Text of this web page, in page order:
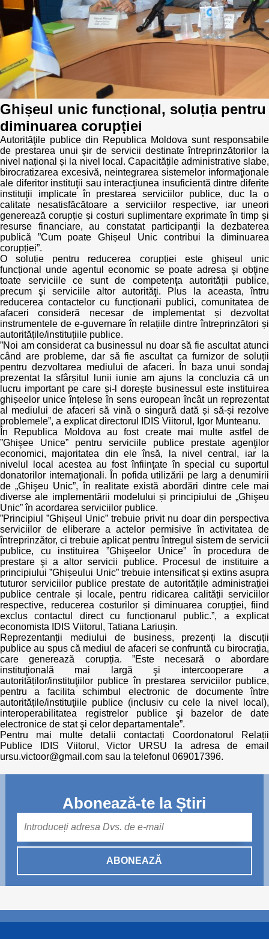
Rapoarte
Inițiative în derulare
Inițiative desfășurate
Manual de proceduri
Note & poziții​
Organigrama IDIS
Anunțuri
Consiliul consulativ internațional IDIS
Politici regionale
Bunele practici
Laborator sociometric
Transparența guvernării locale
People Watch
Proces democratic
Agenda Națională de Business
Puterea hibridă
15 minute de realism economic
Trend Hunter
Buletin EU-STRAT
Aplică la BUNELE PRACTICI
Transparența întreprinderilor de stat
Cele mai bune și cele mai proaste politici locale din
Moldova
Democrația, independența și transparența instituțiilor
publice-cheie din Moldova
Achiziții publice
Achizițiile publice în vizorul societății civile
Ghișeul unic funcțional, soluția pentru
diminuarea corupției
Autorităţile publice din Republica Moldova sunt responsabile
de prestarea unui şir de servicii destinate întreprinzătorilor la
nivel național și la nivel local. Capacitățile administrative slabe,
birocratizarea excesivă, neintegrarea sistemelor informaţionale
ale diferitor instituţii sau interacţiunea insuficientă dintre diferite
instituţii implicate în prestarea serviciilor publice, duc la o
calitate nesatisfăcătoare a serviciilor respective, iar uneori
generează corupție și costuri suplimentare exprimate în timp și
resurse financiare, au constatat participanții la dezbaterea
publică ”Cum poate Ghișeul Unic contribui la diminuarea
corupției”.
O soluție pentru reducerea corupției este ghișeul unic
funcțional unde agentul economic se poate adresa şi obţine
toate serviciile ce sunt de competenţa autorității publice,
precum şi serviciile altor autorităţi. Plus la aceasta, întru
reducerea contactelor cu funcționarii publici, comunitatea de
afaceri consideră necesar de implementat și dezvoltat
instrumentele de e-guvernare în relațiile dintre întreprinzători și
autoritățile/instituțiile publice.
”Noi am considerat ca businessul nu doar să fie ascultat atunci
când are probleme, dar să fie ascultat ca furnizor de soluții
pentru dezvoltarea mediului de afaceri. În baza unui sondaj
prezentat la sfârșitul lunii iunie am ajuns la concluzia că un
lucru important pe care și-l dorește businessul este instituirea
ghișeelor unice înțelese în sens european încât un reprezentat
al mediului de afaceri să vină o singură dată și să-și rezolve
problemele”, a explicat directorul IDIS Viitorul, Igor Munteanu.
În Republica Moldova au fost create mai multe astfel de
”Ghişee Unice” pentru serviciile publice prestate agenţilor
economici, majoritatea din ele însă, la nivel central, iar la
nivelul local acestea au fost înfiinţate în special cu suportul
donatorilor internaţionali. În pofida utilizării pe larg a denumirii
de „Ghişeu Unic”, în realitate există abordări dintre cele mai
diverse ale implementării modelului și principiului de „Ghişeu
Unic” în acordarea serviciilor publice.
”Principiul ”Ghișeul Unic” trebuie privit nu doar din perspectiva
serviciilor de eliberare a actelor permisive în activitatea de
întreprinzător, ci trebuie aplicat pentru întregul sistem de servicii
publice, cu instituirea ”Ghişeelor Unice” în procedura de
prestare şi a altor servicii publice. Procesul de instituire a
principiului ”Ghișeului Unic” trebuie intensificat și extins asupra
tuturor serviciilor publice prestate de autoritățile administrației
publice centrale și locale, pentru ridicarea calității serviciilor
respective, reducerea costurilor și diminuarea corupției, fiind
exclus contactul direct cu funcționarul public.”, a explicat
economista IDIS Viitorul, Tatiana Lariușin.
Reprezentanții mediului de business, prezenți la discuții
publice au spus că mediul de afaceri se confruntă cu birocrația,
care generează corupția. ”Este necesară o abordare
instituţională mai largă şi intercooperare a
autorităților/instituţiilor publice în prestarea serviciilor publice,
pentru a facilita schimbul electronic de documente între
autoritățile/instituţiile publice (inclusiv cu cele la nivel local),
interoperabilitatea registrelor publice şi bazelor de date
electronice de stat şi celor departamentale”.
Pentru mai multe detalii contactați Coordonatorul Relații
Publice IDIS Viitorul, Victor URSU la adresa de email
ursu.victoor@gmail.com sau la telefonul 069017396.
Abonează-te la Știri
ABONEAZĂ